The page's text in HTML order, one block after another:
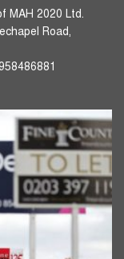
MAH 2020 Ltd.
Road,